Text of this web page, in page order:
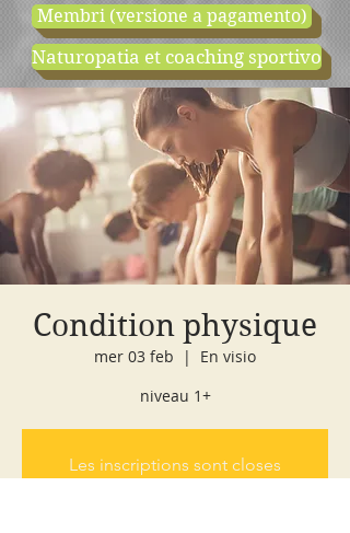
Membri (versione a pagamento)
Naturopatia et coaching sportivo
cours d'essai negozio
Condition physique
mer 03 feb
  |
En visio
niveau 1+
Les inscriptions sont closes